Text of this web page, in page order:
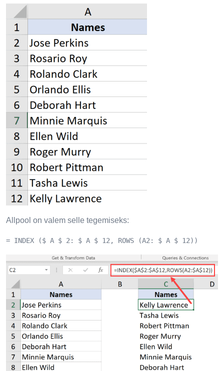
Allpool on valem selle tegemiseks:
= INDEX ($ A $ 2: $ A $ 12, ROWS (A2: $ A $ 12))